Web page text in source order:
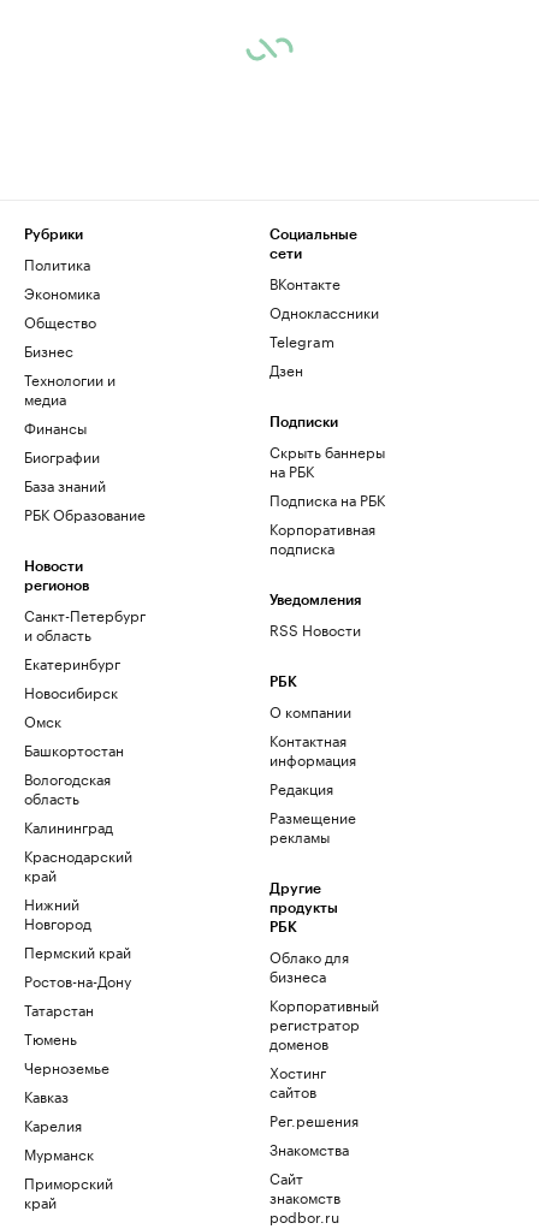
Рубрики
Политика
Экономика
Общество
Бизнес
Технологии и
медиа
Финансы
Биографии
База знаний
РБК Образование
Новости
регионов
Санкт-Петербург
и область
Екатеринбург
Новосибирск
Омск
Башкортостан
Вологодская
область
Калининград
Краснодарский
край
Нижний
Новгород
Пермский край
Ростов-на-Дону
Татарстан
Тюмень
Черноземье
Кавказ
Карелия
Мурманск
Приморский
край
Социальные
сети
ВКонтакте
Одноклассники
Telegram
Дзен
Подписки
Скрыть баннеры
на РБК
Подписка на РБК
Корпоративная
подписка
Уведомления
RSS Новости
РБК
О компании
Контактная
информация
Редакция
Размещение
рекламы
Другие
продукты
РБК
Облако для
бизнеса
Корпоративный
регистратор
доменов
Хостинг
сайтов
Рег.решения
Знакомства
Сайт
знакомств
podbor.ru